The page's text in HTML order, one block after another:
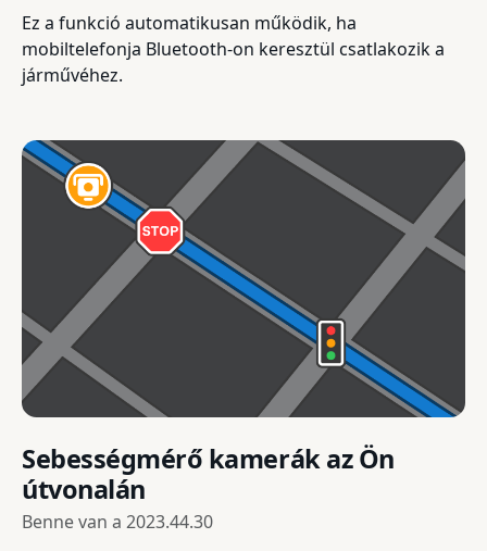
Ez a funkció automatikusan működik, ha
mobiltelefonja Bluetooth-on keresztül csatlakozik a
járművéhez.
Sebességmérő kamerák az Ön
útvonalán
Benne van a 2023.44.30